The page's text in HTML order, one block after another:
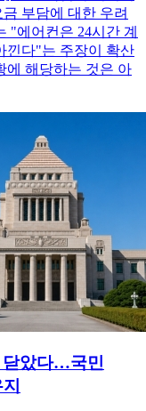
부담에 대한 우려
"에어컨은 24시간 계
낀다"는 주장이 확산
에 해당하는 것은 아
닫았다…국민